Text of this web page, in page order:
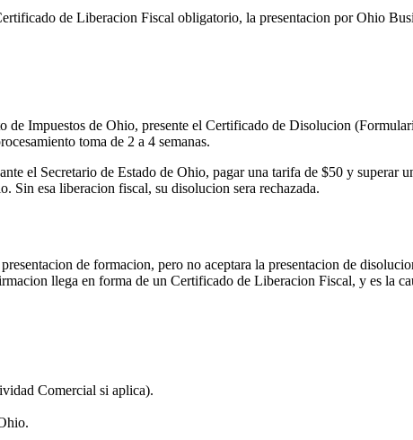
de Liberacion Fiscal obligatorio, la presentacion por Ohio
Impuestos de Ohio, presente el Certificado de Disolucion
toma de 2 a 4 semanas.
el Secretario de Estado de Ohio, pagar una tarifa de $50 y superar
Sin esa liberacion fiscal, su disolucion sera rechazada.
de formacion, pero no aceptara la presentacion de
llega en forma de un Certificado de Liberacion Fiscal, y es la
Comercial si aplica).